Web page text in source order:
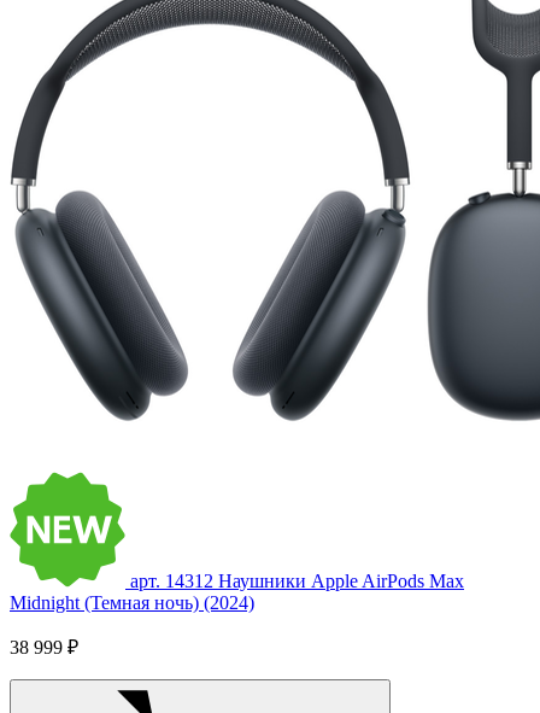
арт. 14312 Наушники Apple AirPods Max
Midnight (Темная ночь) (2024)
38 999 ₽